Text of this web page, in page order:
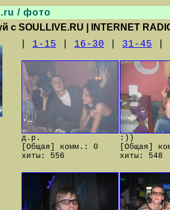
/ фото
с SOULLIVE.RU | INTERNET
1-15 16-30 31-45
д.р.
[Общая] комм.: 0
хиты: 556
:))
[Общая]
хиты: 548